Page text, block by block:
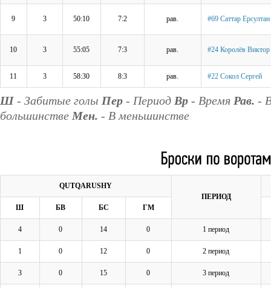
9 3 50:10 7:2 рав. #69 Саттар Ерсултан
10 3 55:05 7:3 рав. #24 Королёв Виктор
11 3 58:30 8:3 рав. #22 Сокол Сергей
Ш - Забитые голы Пер - Период Вр - Время Рав. -
большинстве Мен. - В меньшинстве
QUTQARUSHY
ПЕРИОД
Ш
БВ БС ГМ
4 0 14 0 1 период
1 0 12 0 2 период
3 0 15 0 3 период